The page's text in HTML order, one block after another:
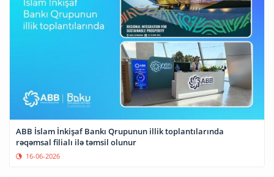
ABB İslam İnkişaf Bankı Qrupunun illik toplantılarında
rəqəmsal filialı ilə təmsil olunur
16-06-2026